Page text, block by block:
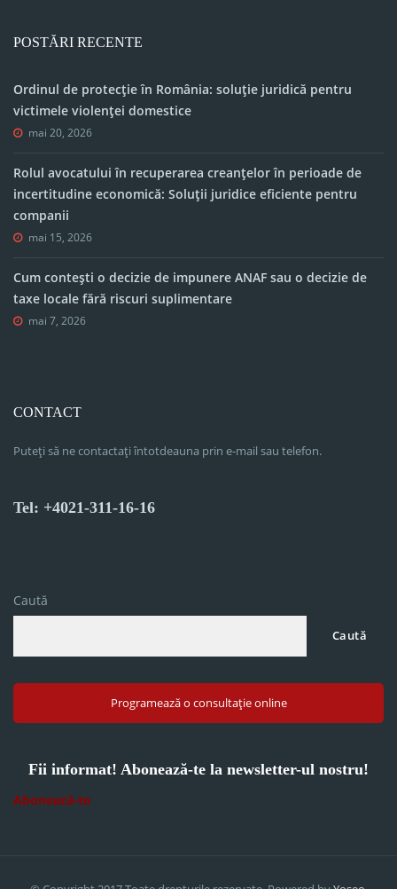
POSTĂRI RECENTE
Ordinul de protecție în România: soluție juridică pentru
victimele violenței domestice
mai 20, 2026
Rolul avocatului în recuperarea creanțelor în perioade de
incertitudine economică: Soluții juridice eficiente pentru
companii
mai 15, 2026
Cum contești o decizie de impunere ANAF sau o decizie de
taxe locale fără riscuri suplimentare
mai 7, 2026
CONTACT
Puteți să ne contactați întotdeauna prin e-mail sau telefon.
Tel: +4021-311-16-16
Caută
Caută
Programează o consultație online
Fii informat! Abonează-te la newsletter-ul nostru!
Abonează-te